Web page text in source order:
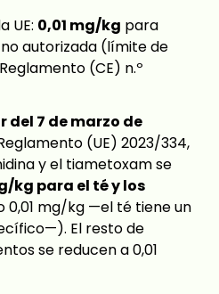
UE: 0,01 mg/kg para
autorizada (límite de
(CE) n.º
del 7 de marzo de
(UE) 2023/334,
y el tiametoxam se
kg para el té y los
0,01 mg/kg —el té tiene un
El resto de
se reducen a 0,01